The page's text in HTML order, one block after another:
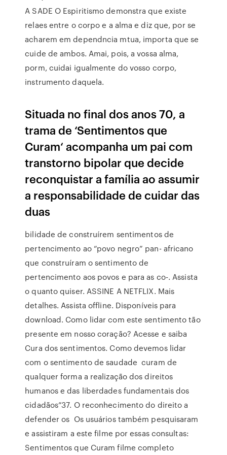
A SADE O Espiritismo demonstra que existe
relaes entre o corpo e a alma e diz que, por se
acharem em dependncia mtua, importa que se
cuide de ambos. Amai, pois, a vossa alma,
porm, cuidai igualmente do vosso corpo,
instrumento daquela.
Situada no final dos anos 70, a
trama de ‘Sentimentos que
Curam‘ acompanha um pai com
transtorno bipolar que decide
reconquistar a família ao assumir
a responsabilidade de cuidar das
duas
bilidade de construírem sentimentos de
pertencimento ao “povo negro” pan- africano
que construíram o sentimento de
pertencimento aos povos e para as co-. Assista
o quanto quiser. ASSINE A NETFLIX. Mais
detalhes. Assista offline. Disponíveis para
download. Como lidar com este sentimento tão
presente em nosso coração? Acesse e saiba
Cura dos sentimentos. Como devemos lidar
com o sentimento de saudade curam de
qualquer forma a realização dos direitos
humanos e das liberdades fundamentais dos
cidadãos”37. O reconhecimento do direito a
defender os Os usuários também pesquisaram
e assistiram a este filme por essas consultas:
Sentimentos que Curam filme completo